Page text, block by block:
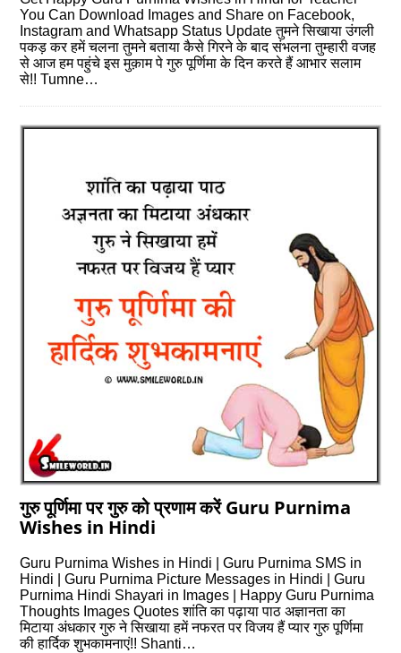
You Can Download Images and Share on Facebook,
Instagram and Whatsapp Status Update तुमने सिखाया उंगली
पकड़ कर हमें चलना तुमने बताया कैसे गिरने के बाद संभलना तुम्हारी वजह
से आज हम पहुंचे इस मुक़ाम पे गुरु पूर्णिमा के दिन करते हैं आभार सलाम
से!! Tumne…
गुरु पूर्णिमा पर गुरु को प्रणाम करें Guru Purnima
Wishes in Hindi
Guru Purnima Wishes in Hindi | Guru Purnima SMS in
Hindi | Guru Purnima Picture Messages in Hindi | Guru
Purnima Hindi Shayari in Images | Happy Guru Purnima
Thoughts Images Quotes शांति का पढ़ाया पाठ अज्ञानता का
मिटाया अंधकार गुरु ने सिखाया हमें नफरत पर विजय हैं प्यार गुरु पूर्णिमा
की हार्दिक शुभकामनाएं!! Shanti…